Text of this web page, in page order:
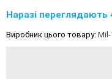
Наразі переглядають
Виробник цього товару: